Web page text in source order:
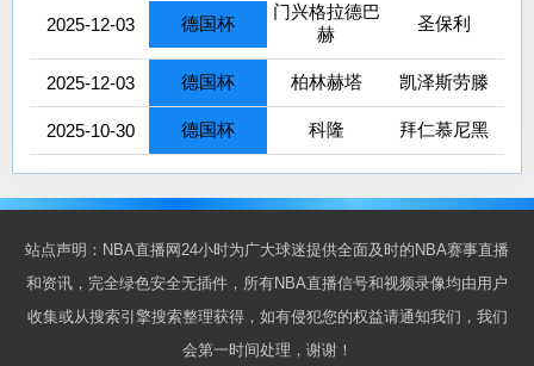
2025-12-03 德国杯
门兴格拉德巴
赫
圣保利
2025-12-03 德国杯 柏林赫塔 凯泽斯劳滕
2025-10-30 德国杯 科隆 拜仁慕尼黑
站点声明：NBA直播网24小时为广大球迷提供全面及时的NBA赛事直播
和资讯，完全绿色安全无插件，所有NBA直播信号和视频录像均由用户
收集或从搜索引擎搜索整理获得，如有侵犯您的权益请通知我们，我们
会第一时间处理，谢谢！